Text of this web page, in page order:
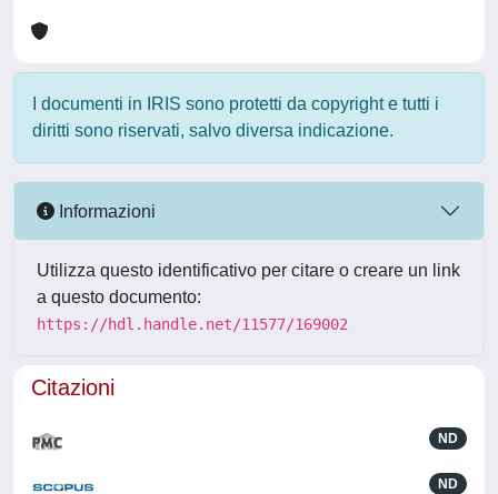
I documenti in IRIS sono protetti da copyright e tutti i
diritti sono riservati, salvo diversa indicazione.
Informazioni
Utilizza questo identificativo per citare o creare un link
a questo documento:
https://hdl.handle.net/11577/169002
Citazioni
ND
ND